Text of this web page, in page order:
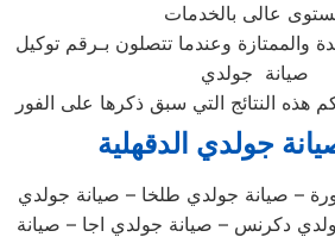
عالى بالخدمات
والممتازة وعندما تتصلون بـرقم توكيل
صيانة جولدي
النتائج التي سبق ذكرها على الفور
جولدي الدقهلية
– صيانة جولدي طلخا – صيانة جولدي
دكرنس – صيانة جولدي اجا – صيانة